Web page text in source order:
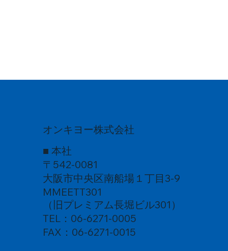
オンキヨー株式会社
■ 本社
〒542-0081
大阪市中央区南船場１丁目3-9
MMEETT301
（旧プレミアム長堀ビル301）
TEL：06-6271-0005
FAX：06-6271-0015